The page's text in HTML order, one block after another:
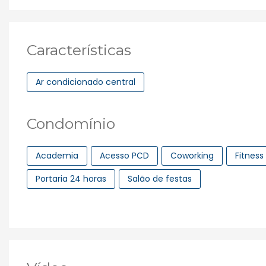
Características
Ar condicionado central
Condomínio
Academia Acesso PCD Coworking
Fitness
Portaria 24 horas
Salão de festas